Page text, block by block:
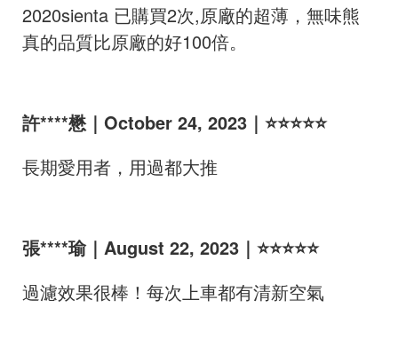
2020sienta 已購買2次,原廠的超薄，無味熊
真的品質比原廠的好100倍。
許****懋｜October 24, 2023｜⭐⭐⭐⭐⭐
長期愛用者，用過都大推
張****瑜｜August 22, 2023｜⭐⭐⭐⭐⭐
過濾效果很棒！每次上車都有清新空氣